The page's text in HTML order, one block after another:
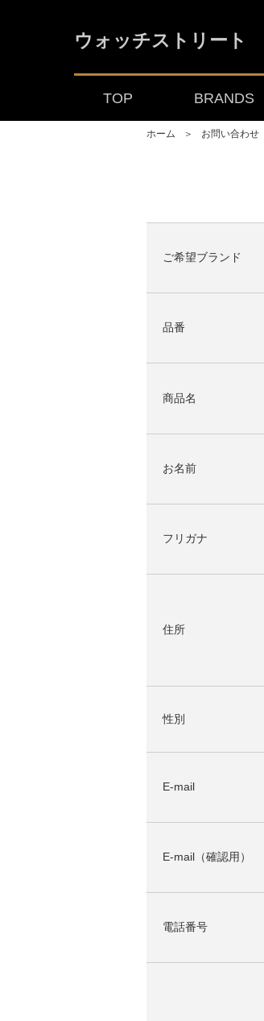
ウォッチストリート
TOP BRANDS
ホーム ＞ お問い合わせ
ご希望ブランド
品番
商品名
お名前
フリガナ
住所
性別
E-mail
E-mail（確認用）
電話番号